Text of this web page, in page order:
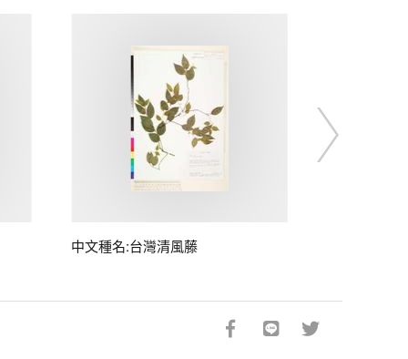
中文種名:台灣清風藤